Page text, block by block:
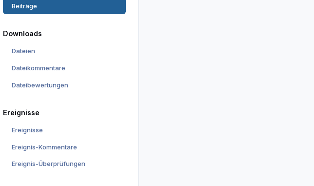
Beiträge
Downloads
Dateien
Dateikommentare
Dateibewertungen
Ereignisse
Ereignisse
Ereignis-Kommentare
Ereignis-Überprüfungen